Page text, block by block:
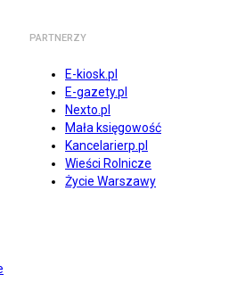
PARTNERZY
E-kiosk.pl
E-gazety.pl
Nexto.pl
Mała księgowość
Kancelarierp.pl
Wieści Rolnicze
Życie Warszawy